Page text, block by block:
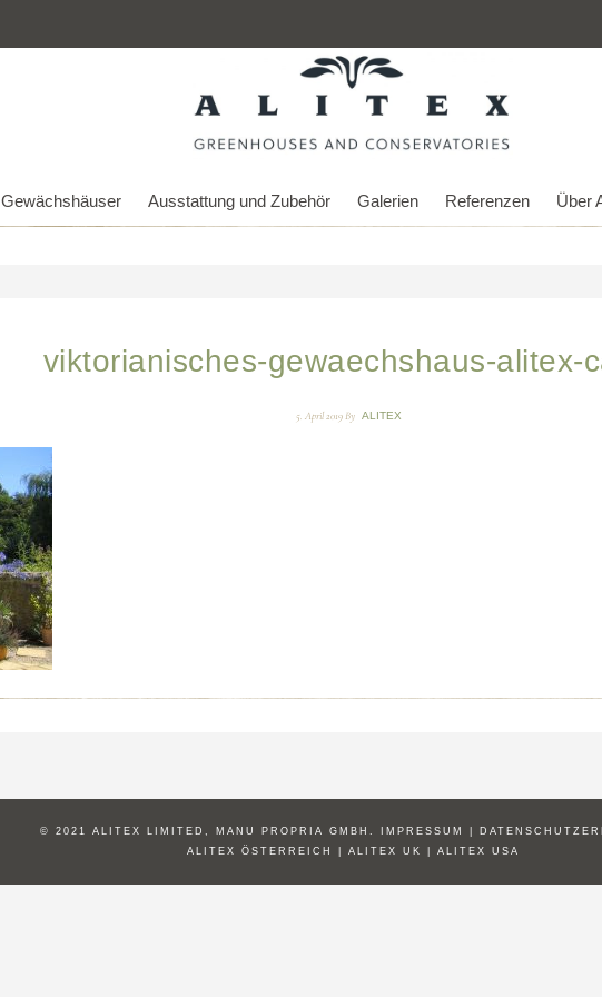
Gewächshäuser Ausstattung und Zubehör Galerien Referenzen Über
viktorianisches-gewaechshaus-alitex-
5. April 2019By ALITEX
© 2021 ALITEX LIMITED, MANU PROPRIA GMBH. IMPRESSUM
ALITEX ÖSTERREICH
ALITEX UK ALITEX USA